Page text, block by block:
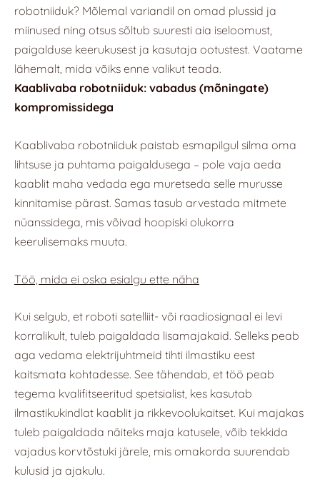
robotniiduk? Mõlemal variandil on omad plussid ja
miinused ning otsus sõltub suuresti aia iseloomust,
paigalduse keerukusest ja kasutaja ootustest. Vaatame
lähemalt, mida võiks enne valikut teada.
Kaablivaba robotniiduk: vabadus (mõningate)
kompromissidega
Kaablivaba robotniiduk paistab esmapilgul silma oma
lihtsuse ja puhtama paigaldusega – pole vaja aeda
kaablit maha vedada ega muretseda selle murusse
kinnitamise pärast. Samas tasub arvestada mitmete
nüanssidega, mis võivad hoopiski olukorra
keerulisemaks muuta.
Töö, mida ei oska esialgu ette näha
Kui selgub, et roboti satelliit- või raadiosignaal ei levi
korralikult, tuleb paigaldada lisamajakaid. Selleks peab
aga vedama elektrijuhtmeid tihti ilmastiku eest
kaitsmata kohtadesse. See tähendab, et töö peab
tegema kvalifitseeritud spetsialist, kes kasutab
ilmastikukindlat kaablit ja rikkevoolukaitset. Kui majakas
tuleb paigaldada näiteks maja katusele, võib tekkida
vajadus korvtõstuki järele, mis omakorda suurendab
kulusid ja ajakulu.